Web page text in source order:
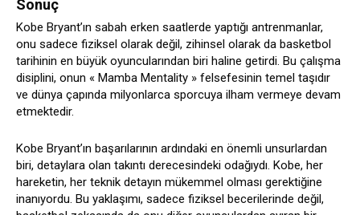
Sonuç
Kobe Bryant’ın sabah erken saatlerde yaptığı antrenmanlar,
onu sadece fiziksel olarak değil, zihinsel olarak da basketbol
tarihinin en büyük oyuncularından biri haline getirdi. Bu çalışma
disiplini, onun « Mamba Mentality » felsefesinin temel taşıdır
ve dünya çapında milyonlarca sporcuya ilham vermeye devam
etmektedir.
Kobe Bryant’ın başarılarının ardındaki en önemli unsurlardan
biri, detaylara olan takıntı derecesindeki odağıydı. Kobe, her
hareketin, her teknik detayın mükemmel olması gerektiğine
inanıyordu. Bu yaklaşımı, sadece fiziksel becerilerinde değil,